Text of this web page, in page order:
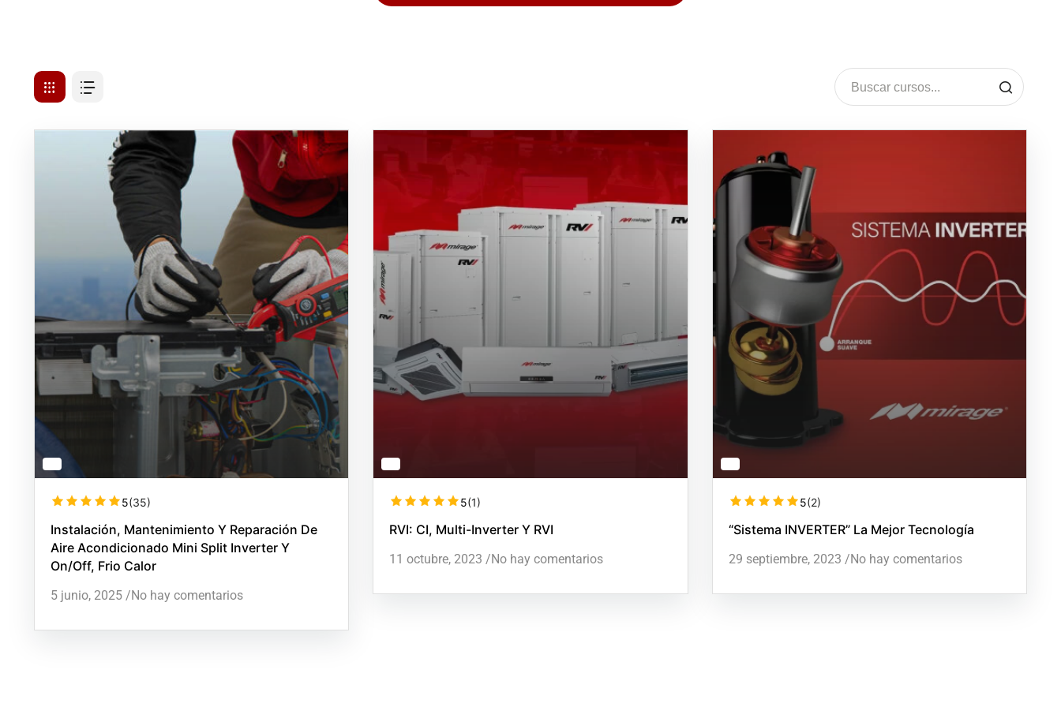
5(35)
Instalación, Mantenimiento Y Reparación De
Aire Acondicionado Mini Split Inverter Y
On/off, Frio Calor
5 junio, 2025 /No hay comentarios
5(1)
RVI: CI, Multi-Inverter Y RVI
11 octubre, 2023 /No hay comentarios
5(2)
“Sistema INVERTER” La Mejor Tecnología
29 septiembre, 2023 /No hay comentarios